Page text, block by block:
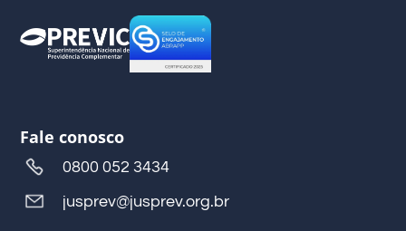
Fale conosco
0800 052 3434
jusprev@jusprev.org.br